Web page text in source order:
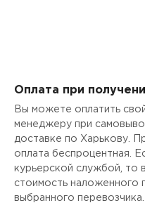
Оплата при
Вы можете оплатить
менеджеру при
доставке по Харькову.
оплата беспроцентная.
курьерской службой, то
стоимость наложенного
выбранного перевозчика.